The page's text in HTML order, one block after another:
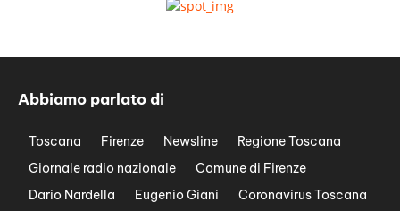
Abbiamo parlato di
Toscana Firenze Newsline
Regione Toscana
Giornale radio nazionale
Comune di Firenze
Dario Nardella
Eugenio Giani
Coronavirus Toscana